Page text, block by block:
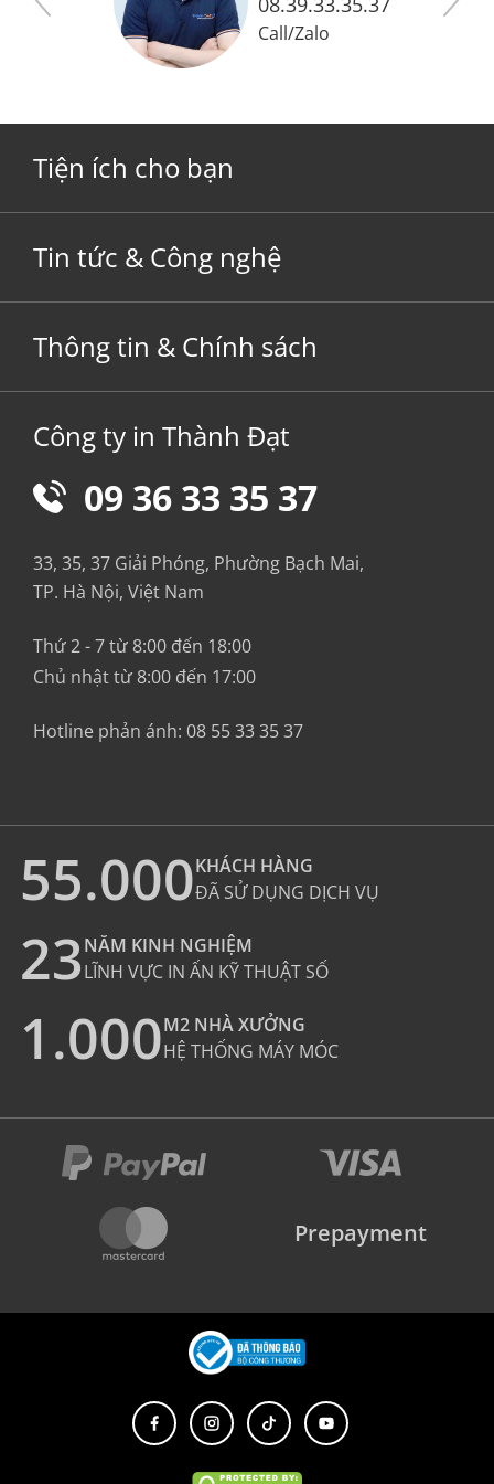
Call/Zalo
Tiện ích cho bạn
Tin tức & Công nghệ
Thông tin & Chính sách
Công ty in Thành Đạt
09 36 33 35 37
33, 35, 37 Giải Phóng, Phường Bạch Mai,
TP. Hà Nội, Việt Nam
Thứ 2 - 7 từ 8:00 đến 18:00
Chủ nhật từ 8:00 đến 17:00
Hotline phản ánh: 08 55 33 35 37
55.000KHÁCH HÀNG
ĐÃ SỬ DỤNG DỊCH VỤ
23NĂM KINH NGHIỆM
LĨNH VỰC IN ẤN KỸ THUẬT SỐ
1.000M2 NHÀ XƯỞNG
HỆ THỐNG MÁY MÓC
Prepayment